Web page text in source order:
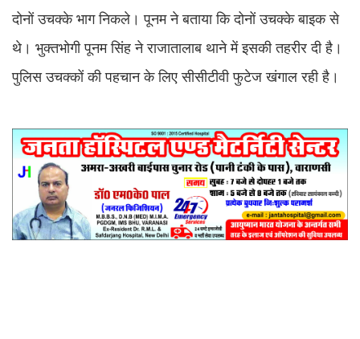
दोनों उचक्के भाग निकले। पूनम ने बताया कि दोनों उचक्के बाइक से
थे। भुक्तभोगी पूनम सिंह ने राजातालाब थाने में इसकी तहरीर दी है।
पुलिस उचक्कों की पहचान के लिए सीसीटीवी फुटेज खंगाल रही है।